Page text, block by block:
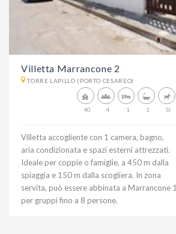
Villetta Marrancone 2
TORRE LAPILLO (PORTO CESAREO)
Sì
1
1
4
40
Villetta accogliente con 1 camera, bagno,
aria condizionata e spazi esterni attrezzati.
Ideale per coppie o famiglie, a 450 m dalla
spiaggia e 150 m dalla scogliera. In zona
servita, può essere abbinata a Marrancone 1
per gruppi fino a 8 persone.